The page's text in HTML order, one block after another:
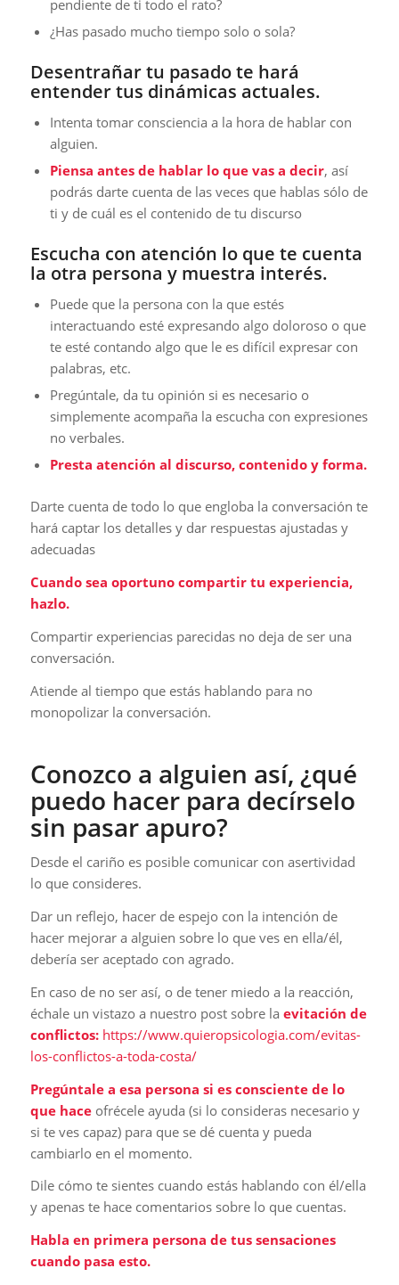
pendiente de ti todo el rato?
¿Has pasado mucho tiempo solo o sola?
Desentrañar tu pasado te hará
entender tus dinámicas actuales.
Intenta tomar consciencia a la hora de hablar con
alguien.
Piensa antes de hablar lo que vas a decir, así
podrás darte cuenta de las veces que hablas sólo de
ti y de cuál es el contenido de tu discurso
Escucha con atención lo que te cuenta
la otra persona y muestra interés.
Puede que la persona con la que estés
interactuando esté expresando algo doloroso o que
te esté contando algo que le es difícil expresar con
palabras, etc.
Pregúntale, da tu opinión si es necesario o
simplemente acompaña la escucha con expresiones
no verbales.
Presta atención al discurso, contenido y forma.
Darte cuenta de todo lo que engloba la conversación te
hará captar los detalles y dar respuestas ajustadas y
adecuadas
Cuando sea oportuno compartir tu experiencia,
hazlo.
Compartir experiencias parecidas no deja de ser una
conversación.
Atiende al tiempo que estás hablando para no
monopolizar la conversación.
Conozco a alguien así, ¿qué
puedo hacer para decírselo
sin pasar apuro?
Desde el cariño es posible comunicar con asertividad
lo que consideres.
Dar un reflejo, hacer de espejo con la intención de
hacer mejorar a alguien sobre lo que ves en ella/él,
debería ser aceptado con agrado.
En caso de no ser así, o de tener miedo a la reacción,
échale un vistazo a nuestro post sobre la evitación de
conflictos: https://www.quieropsicologia.com/evitas-
los-conflictos-a-toda-costa/
Pregúntale a esa persona si es consciente de lo
que haceofrécele ayuda (si lo consideras necesario y
si te ves capaz) para que se dé cuenta y pueda
cambiarlo en el momento.
Dile cómo te sientes cuando estás hablando con él/ella
y apenas te hace comentarios sobre lo que cuentas.
Habla en primera persona de tus sensaciones
cuando pasa esto.